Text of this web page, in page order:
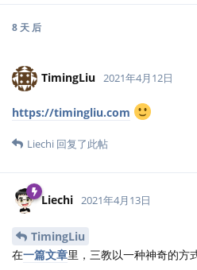
8 天 后
TimingLiu 2021年4月12日
https://timingliu.com
Liechi 回复了此帖
Liechi 2021年4月13日
TimingLiu
在一篇文章里，三教以一种神奇的方